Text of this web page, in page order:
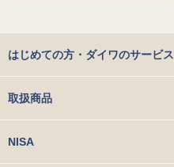
はじめての方・ダイワのサービス
取扱商品
NISA